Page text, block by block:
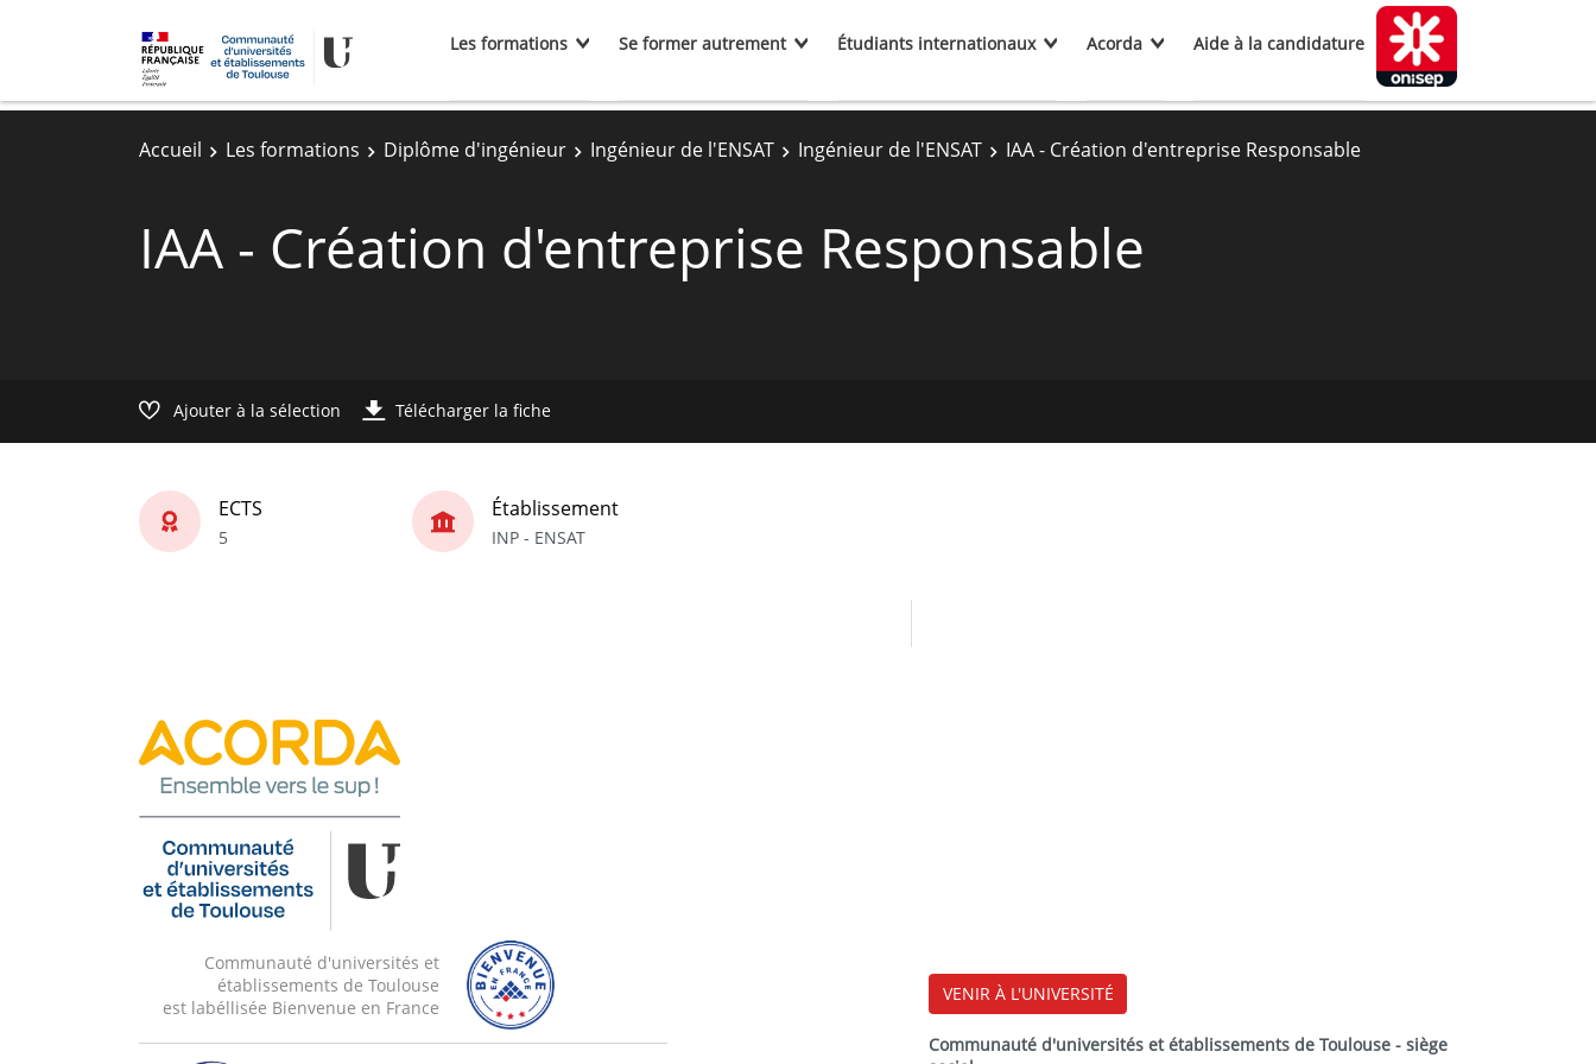
Les formations Se former autrement Étudiants internationaux Acorda Aide à la candidature
Accueil Les formations Diplôme d'ingénieur Ingénieur de l'ENSAT Ingénieur de l'ENSAT IAA - Création d'entreprise Responsable
IAA - Création d'entreprise Responsable
Ajouter à la sélection Télécharger la fiche
ECTS
5
Établissement
INP - ENSAT
Communauté d'universités et
établissements de Toulouse
est labéllisée Bienvenue en France
VENIR À L'UNIVERSITÉ
Communauté d'universités et établissements de Toulouse - siège